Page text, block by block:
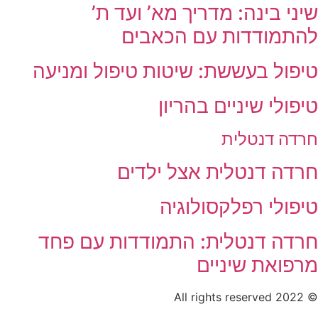
שיני בינה: מדריך מא’ ועד ת’
להתמודדות עם הכאבים
טיפול בעששת: שיטות טיפול ומניעה
טיפולי שיניים בהריון
חרדה דנטלית
חרדה דנטלית אצל ילדים
טיפולי רפלקסולוגיה
חרדה דנטלית: התמודדות עם פחד
מרפואת שיניים
© 2022 All rights reserved